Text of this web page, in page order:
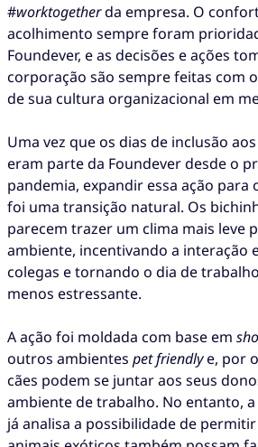
#worktogetherda empresa. O
acolhimento sempre foram
Foundever, e as decisões e ações
corporação são sempre feitas com
de sua cultura organizacional em
Uma vez que os dias de inclusão
eram parte da Foundever desde o
pandemia, expandir essa ação para
foi uma transição natural. Os
parecem trazer um clima mais leve
ambiente, incentivando a interação
colegas e tornando o dia de
menos estressante.
A ação foi moldada com base em
outros ambientes pet friendlye, por
cães podem se juntar aos seus
ambiente de trabalho. No entanto,
já analisa a possibilidade de